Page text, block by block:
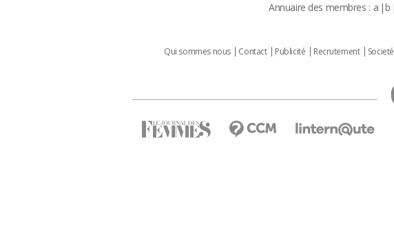
Annuaire des membres : a b
Qui sommes nous Contact Publicité Recrutement Societé